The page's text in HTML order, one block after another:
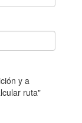
y a
ruta"